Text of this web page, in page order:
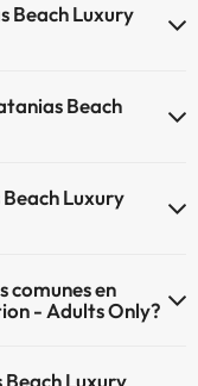
más info sobre la
Beach Luxury
de pago).Beach
Luxury
comunes en
- Adults Only?
Luxury